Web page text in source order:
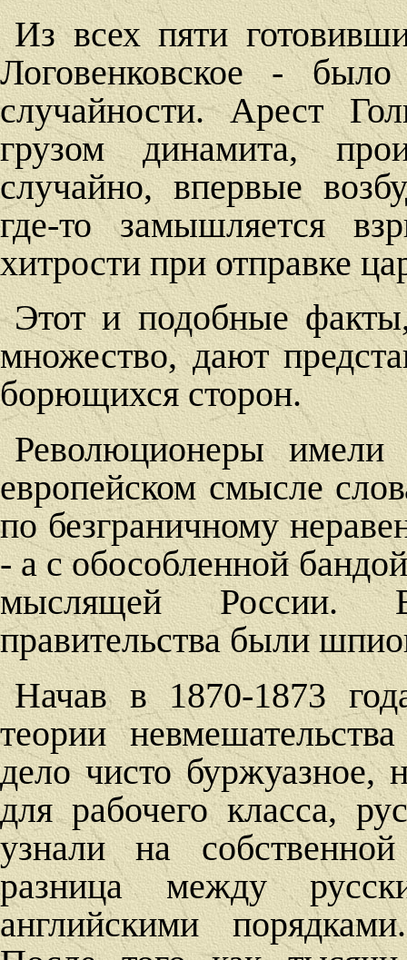
Из всех пяти
Логовенковское -
случайности. Арест
грузом динамита,
случайно, впервые
где-то замышляется
хитрости при отправке
Этот и подобные
множество, дают
борющихся сторон.
Революционеры
европейском смысле
по безграничному
- а с обособленной
мыслящей России.
правительства были
Начав в 1870-1873
теории
дело чисто буржуазное,
для рабочего класса,
узнали на
разница между
английскими